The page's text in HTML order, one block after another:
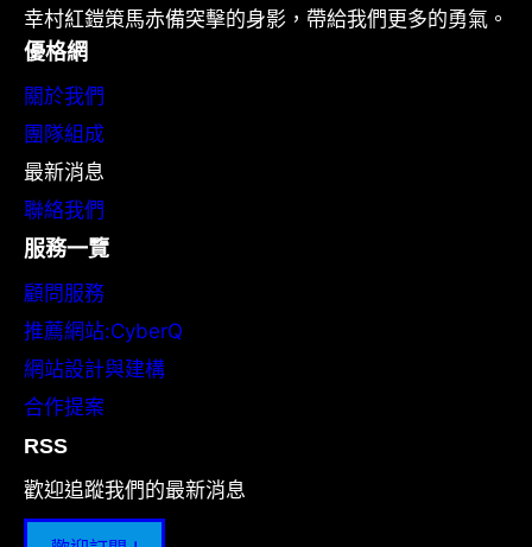
幸村紅鎧策馬赤備突擊的身影，帶給我們更多的勇氣。
優格網
關於我們
團隊組成
最新消息
聯絡我們
服務一覽
顧問服務
推薦網站:CyberQ
網站設計與建構
合作提案
RSS
歡迎追蹤我們的最新消息